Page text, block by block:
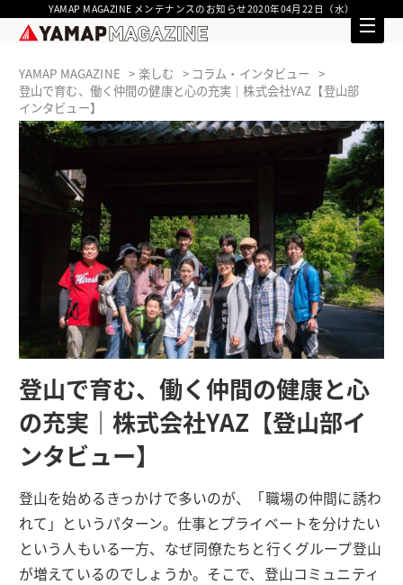
YAMAP MAGAZINE メンテナンスのお知らせ2020年04月22日（水）
YAMAP MAGAZINE 楽しむ
コラム・インタビュー
登山で育む、働く仲間の健康と心の充実｜株式会社YAZ【登山部
インタビュー】
登山で育む、働く仲間の健康と心
の充実｜株式会社YAZ【登山部イ
ンタビュー】
登山を始めるきっかけで多いのが、「職場の仲間に誘わ
れて」というパターン。仕事とプライベートを分けたい
という人もいる一方、なぜ同僚たちと行くグループ登山
が増えているのでしょうか。そこで、登山コミュニティ